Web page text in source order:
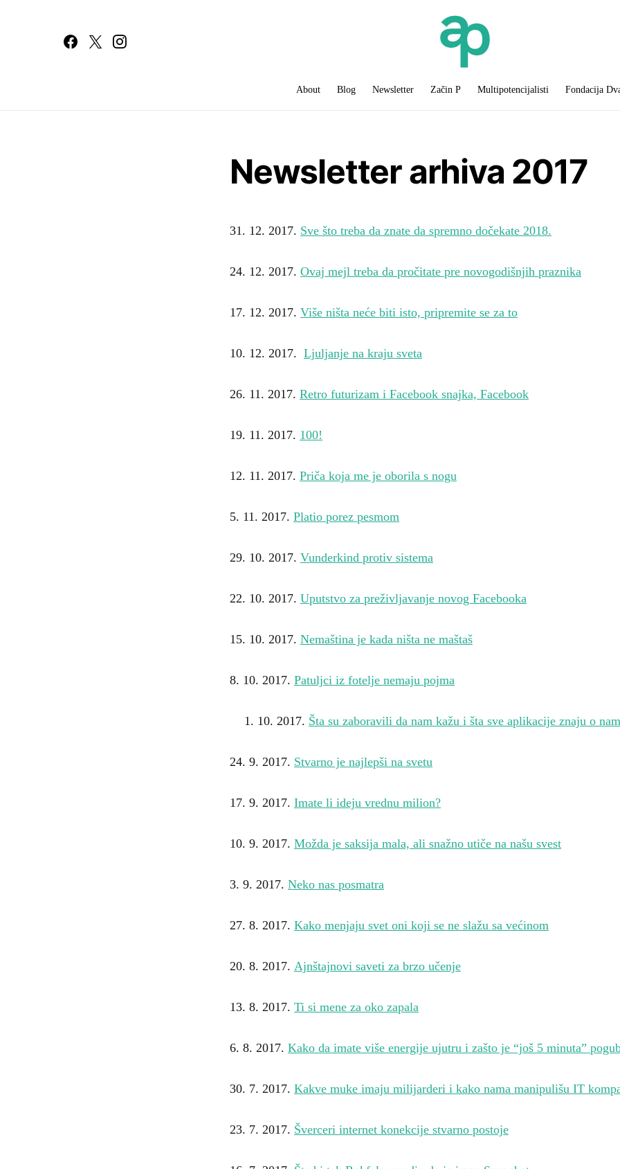
About Blog Newsletter Začin P Multipotencijalisti Fondacija
Newsletter arhiva 2017
31. 12. 2017. Sve što treba da znate da spremno dočekate 2018.
24. 12. 2017. Ovaj mejl treba da pročitate pre novogodišnjih praznika
17. 12. 2017. Više ništa neće biti isto, pripremite se za to
10. 12. 2017. Ljuljanje na kraju sveta
26. 11. 2017. Retro futurizam i Facebook snajka, Facebook
19. 11. 2017. 100!
12. 11. 2017. Priča koja me je oborila s nogu
5. 11. 2017. Platio porez pesmom
29. 10. 2017. Vunderkind protiv sistema
22. 10. 2017. Uputstvo za preživljavanje novog Facebooka
15. 10. 2017. Nemaština je kada ništa ne maštaš
8. 10. 2017. Patuljci iz fotelje nemaju pojma
10. 2017. Šta su zaboravili da nam kažu i šta sve aplikacije znaju o
24. 9. 2017. Stvarno je najlepši na svetu
17. 9. 2017. Imate li ideju vrednu milion?
10. 9. 2017. Možda je saksija mala, ali snažno utiče na našu svest
3. 9. 2017. Neko nas posmatra
27. 8. 2017. Kako menjaju svet oni koji se ne slažu sa većinom
20. 8. 2017. Ajnštajnovi saveti za brzo učenje
13. 8. 2017. Ti si mene za oko zapala
6. 8. 2017. Kako da imate više energije ujutru i zašto je “još 5 minuta”
30. 7. 2017. Kakve muke imaju milijarderi i kako nama manipulišu IT
23. 7. 2017. Šverceri internet konekcije stvarno postoje